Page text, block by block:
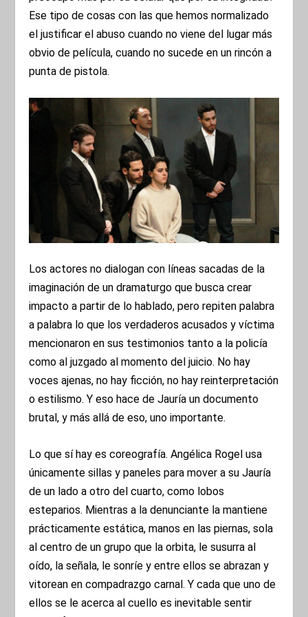
Ese tipo de cosas con las que hemos normalizado
el justificar el abuso cuando no viene del lugar más
obvio de película, cuando no sucede en un rincón a
punta de pistola.
Los actores no dialogan con líneas sacadas de la
imaginación de un dramaturgo que busca crear
impacto a partir de lo hablado, pero repiten palabra
a palabra lo que los verdaderos acusados y víctima
mencionaron en sus testimonios tanto a la policía
como al juzgado al momento del juicio. No hay
voces ajenas, no hay ficción, no hay reinterpretación
o estilismo. Y eso hace de Jauría un documento
brutal, y más allá de eso, uno importante.
Lo que sí hay es coreografía. Angélica Rogel usa
únicamente sillas y paneles para mover a su Jauría
de un lado a otro del cuarto, como lobos
esteparios. Mientras a la denunciante la mantiene
prácticamente estática, manos en las piernas, sola
al centro de un grupo que la orbita, le susurra al
oído, la señala, le sonríe y entre ellos se abrazan y
vitorean en compadrazgo carnal. Y cada que uno de
ellos se le acerca al cuello es inevitable sentir